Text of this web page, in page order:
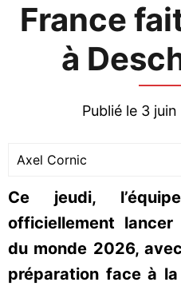
France
à
Publié le 3
Axel Cornic
Ce jeudi,
officiellement
du monde 2026,
préparation face à